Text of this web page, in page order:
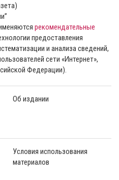
рекомендательные
предоставления
и анализа сведений,
сети «Интернет»,
Федерации).
Об издании
Условия использования
материалов